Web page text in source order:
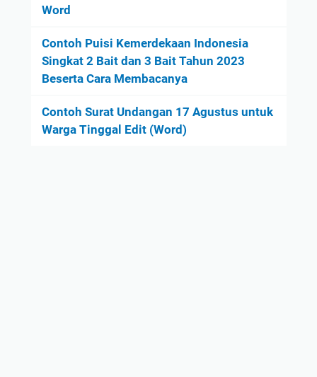
Word
Contoh Puisi Kemerdekaan Indonesia
Singkat 2 Bait dan 3 Bait Tahun 2023
Beserta Cara Membacanya
Contoh Surat Undangan 17 Agustus untuk
Warga Tinggal Edit (Word)